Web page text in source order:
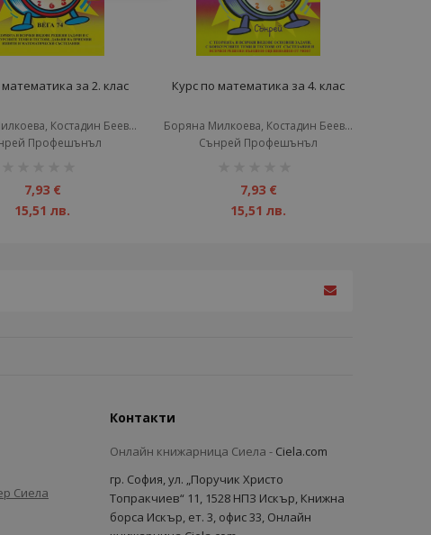
за 2. клас
Борянa Милкоева, Костадин Беев, Христина Беева, Дачо Беев
Профешънъл
7,93 €
15,51 лв.
Курс по математика за 4. клас
Борянa Милкоева, Костадин Беев, Христина Беева, Дачо Беев
Сънрей Профешънъл
7,93 €
15,51 лв.
Сиела
Контакти
Онлайн книжарница Сиела - Ciela.com
гр. София, ул. „Поручик Христо
Топракчиев“ 11, 1528 НПЗ Искър, Книжна
борса Искър, ет. 3, офис 33, Онлайн